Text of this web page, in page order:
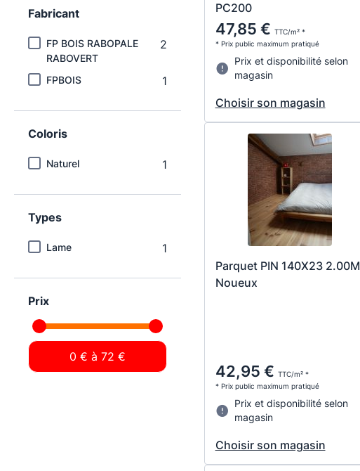
Fabricant
FP BOIS RABOPALE
RABOVERT
2
FPBOIS 1
Coloris
Naturel 1
Types
Lame 1
Prix
PC200
47,85 € TTC/m² *
* Prix public maximum pratiqué
Prix et disponibilité selon
magasin
Choisir son magasin
Parquet PIN 140X23 2.00M
Noueux
42,95 € TTC/m² *
* Prix public maximum pratiqué
Prix et disponibilité selon
magasin
Choisir son magasin